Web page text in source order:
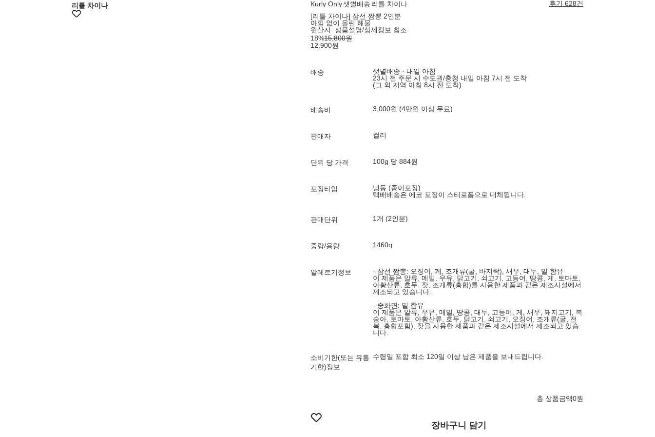
리틀 차이나 Kurly Only샛별배송 리틀 차이나
후기 628건
[리틀 차이나] 삼선 짬뽕 2인분
아낌 없이 올린 해물
원산지: 상품설명/상세정보 참조
18%15,800원
12,900원
배송
샛별배송 · 내일 아침
23시 전 주문 시 수도권/충청 내일 아침 7시 전 도착
(그 외 지역 아침 8시 전 도착)
배송비 3,000원 (4만원 이상 무료)
판매자 컬리
단위 당 가격 100g 당 884원
포장타입
냉동 (종이포장)
택배배송은 에코 포장이 스티로폼으로 대체됩니다.
판매단위 1개 (2인분)
중량/용량 1460g
알레르기정보
- 삼선 짬뽕: 오징어, 게, 조개류(굴, 바지락), 새우, 대두, 밀 함유
이 제품은 알류, 메밀, 우유, 닭고기, 쇠고기, 고등어, 땅콩, 게, 토마토,
아황산류, 호두, 잣, 조개류(홍합)를 사용한 제품과 같은 제조시설에서
제조되고 있습니다.
- 중화면: 밀 함유
이 제품은 알류, 우유, 메밀, 땅콩, 대두, 고등어, 게, 새우, 돼지고기, 복
숭아, 토마토, 아황산류, 호두, 닭고기, 쇠고기, 오징어, 조개류(굴, 전
복, 홍합포함), 잣을 사용한 제품과 같은 제조시설에서 제조되고 있습
니다.
소비기한(또는 유통
기한)정보
수령일 포함 최소 120일 이상 남은 제품을 보내드립니다.
총 상품금액0원
장바구니 담기